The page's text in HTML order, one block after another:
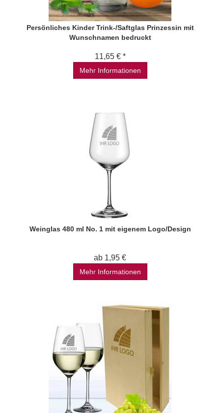
Persönliches Kinder Trink-/Saftglas Prinzessin mit
Wunschnamen bedruckt
11,65 € *
Mehr Informationen
Weinglas 480 ml No. 1 mit eigenem Logo/Design
ab 1,95 €
Mehr Informationen